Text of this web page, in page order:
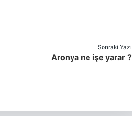
Sonraki Yazı
Aronya ne işe yarar ?